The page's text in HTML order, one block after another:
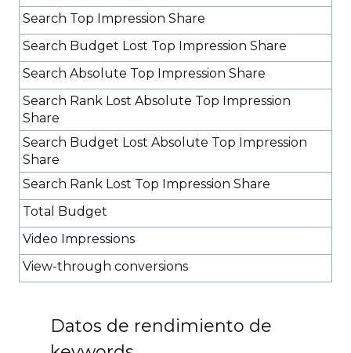
Search Top Impression Share
Search Budget Lost Top Impression Share
Search Absolute Top Impression Share
Search Rank Lost Absolute Top Impression
Share
Search Budget Lost Absolute Top Impression
Share
Search Rank Lost Top Impression Share
Total Budget
Video Impressions
View-through conversions
Datos de rendimiento de